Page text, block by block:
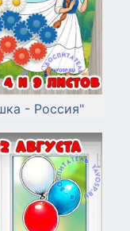
- Россия"